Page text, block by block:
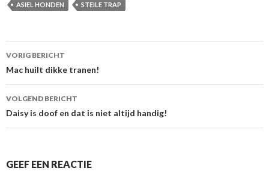
ASIEL HONDEN STEILE TRAP
Berichtnavigatie
VORIG BERICHT
Mac huilt dikke tranen!
VOLGEND BERICHT
Daisy is doof en dat is niet altijd handig!
GEEF EEN REACTIE